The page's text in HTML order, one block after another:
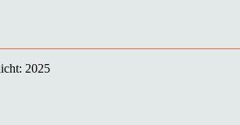
2025